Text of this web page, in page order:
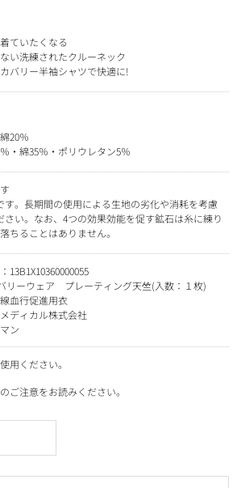
ていたくなる
い洗練されたクルーネック
バリー半袖シャツで快適に!
20％
・綿35％・ポリウレタン5％
。長期間の使用による生地の劣化や消耗を考慮
さい。なお、4つの効果効能を促す鉱石は糸に練り
ちることはありません。
13B1X10360000055
リーウェア プレーティング天竺(入数：１枚)
血行促進用衣
ディカル株式会社
ン
用ください。
注意をお読みください。